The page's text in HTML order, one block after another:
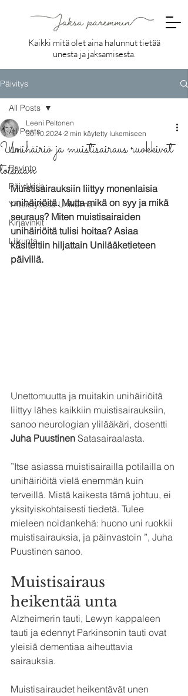
Kaikki mitä olet aina halunnut tietää
unesta ja jaksamisesta.
Päivitys
All Posts
Uni
Ravinto
Päiväkirja
Yhteistyössä Unikulma
Kirjavinkit
Liikunta
All Posts
Unihäiriö ja muistisairaus ruokkivat
toisiaan
Leeni Peltonen
30.10.2024 2 min käytetty lukemiseen
Muistisairauksiin liittyy monenlaisia
unihäiriöitä. Mutta mikä on syy ja mikä
seuraus? Miten muistisairaiden
unihäiriöitä tulisi hoitaa? Asiaa
käsiteltiin hiljattain Unilääketieteen
päivillä.
Unettomuutta ja muitakin unihäiriöitä
liittyy lähes kaikkiin muistisairauksiin,
sanoo neurologian ylilääkäri, dosentti
Juha Puustinen Satasairaalasta.
”Itse asiassa muistisairailla potilailla on
unihäiriöitä vielä enemmän kuin
terveillä. Mistä kaikesta tämä johtuu, ei
yksityiskohtaisesti tiedetä. Tulee
mieleen noidankehä: huono uni ruokkii
muistisairauksia, ja päinvastoin ”, Juha
Puustinen sanoo.
Muistisairaus
heikentää unta
Alzheimerin tauti, Lewyn kappaleen
tauti ja edennyt Parkinsonin tauti ovat
yleisiä dementiaa aiheuttavia
sairauksia.
Muistisairaudet heikentävät unen